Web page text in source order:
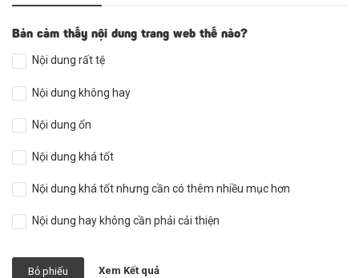
Bản cảm thấy nội dung trang web thế nào?
Nội dung rất tệ
Nội dung không hay
Nội dung ổn
Nội dung khá tốt
Nội dung khá tốt nhưng cần có thêm nhiều mục hơn
Nội dung hay không cần phải cải thiện
Bỏ phiếu Xem Kết quả